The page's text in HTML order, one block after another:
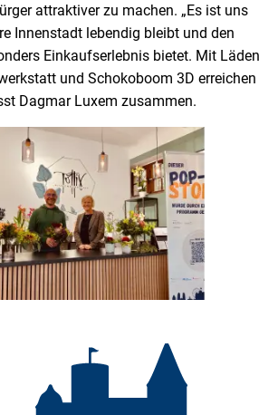
attraktiver zu machen. „Es ist uns
Innenstadt lebendig bleibt und den
Einkaufserlebnis bietet. Mit Läden
und Schokoboom 3D erreichen
Dagmar Luxem zusammen.